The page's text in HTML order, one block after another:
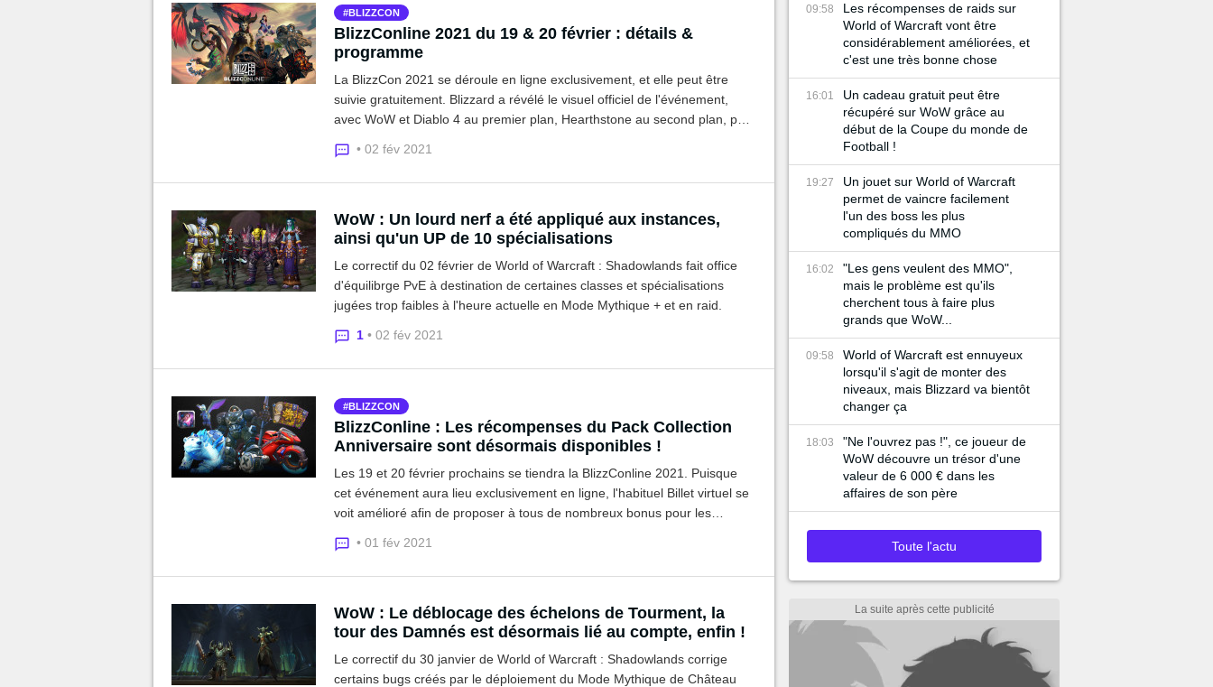
BLIZZCON
BlizzConline 2021 du 19 & 20 février : détails &
programme
La BlizzCon 2021 se déroule en ligne exclusivement, et elle peut être
suivie gratuitement. Blizzard a révélé le visuel officiel de l'événement,
avec WoW et Diablo 4 au premier plan, Hearthstone au second plan, puis
déroulement.
• 02 fév 2021
WoW : Un lourd nerf a été appliqué aux instances,
ainsi qu'un UP de 10 spécialisations
Le correctif du 02 février de World of Warcraft : Shadowlands fait office
d'équilibrge PvE à destination de certaines classes et spécialisations
jugées trop faibles à l'heure actuelle en Mode Mythique + et en raid.
1 • 02 fév 2021
BLIZZCON
BlizzConline : Les récompenses du Pack Collection
Anniversaire sont désormais disponibles !
Les 19 et 20 février prochains se tiendra la BlizzConline 2021. Puisque
cet événement aura lieu exclusivement en ligne, l'habituel Billet virtuel se
voit amélioré afin de proposer à tous de nombreux bonus pour les
• 01 fév 2021
WoW : Le déblocage des échelons de Tourment, la
tour des Damnés est désormais lié au compte, enfin !
Le correctif du 30 janvier de World of Warcraft : Shadowlands corrige
certains bugs créés par le déploiement du Mode Mythique de Château
09:58
Les récompenses de raids sur
World of Warcraft vont être
considérablement améliorées, et
c'est une très bonne chose
16:01
Un cadeau gratuit peut être
récupéré sur WoW grâce au
début de la Coupe du monde de
Football !
19:27
Un jouet sur World of Warcraft
permet de vaincre facilement
l'un des boss les plus
compliqués du MMO
16:02
"Les gens veulent des MMO",
mais le problème est qu'ils
cherchent tous à faire plus
grands que WoW...
09:58
World of Warcraft est ennuyeux
lorsqu'il s'agit de monter des
niveaux, mais Blizzard va bientôt
changer ça
18:03
"Ne l'ouvrez pas !", ce joueur de
WoW découvre un trésor d'une
valeur de 6 000 € dans les
affaires de son père
Toute l'actu